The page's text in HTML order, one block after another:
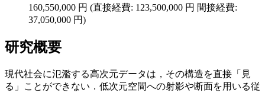
160,550,000 円 (直接経費: 123,500,000 円 間接経費:
37,050,000 円)
研究概要
現代社会に氾濫する高次元データは，その構造を直接「見
る」ことができない．低次元空間への射影や断面を用いる従